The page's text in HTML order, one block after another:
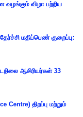
வழங்கும் விழா பற்றிய
மதிப்பெண் குறைப்பு:
ஆசிரியர்கள் 33
Centre) திறப்பு மற்றும்